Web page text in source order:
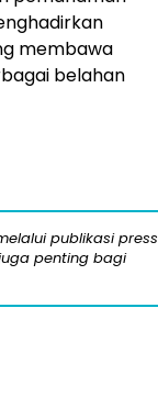
membawa
belahan
publikasi press
penting bagi